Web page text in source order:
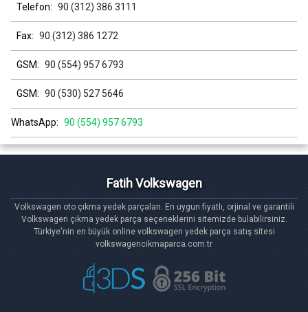
Telefon: 90 (312) 386 3111
Fax: 90 (312) 386 1272
GSM: 90 (554) 957 6793
GSM: 90 (530) 527 5646
WhatsApp: 90 (554) 957 6793
Fatih Volkswagen
Volkswagen oto çıkma yedek parçaları. En uygun fiyatlı, orjinal ve garantili
Volkswagen çıkma yedek parça seçeneklerini sitemizde bulabilirsiniz.
Türkiye'nin en büyük online volkswagen yedek parça satış sitesi
volkswagencikmaparca.com.tr